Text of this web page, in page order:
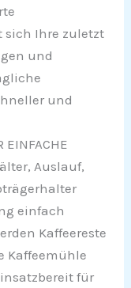
Ihre zuletzt
und
und
EINFACHE
Auslauf,
einfach
Kaffeereste
Kaffeemühle
für